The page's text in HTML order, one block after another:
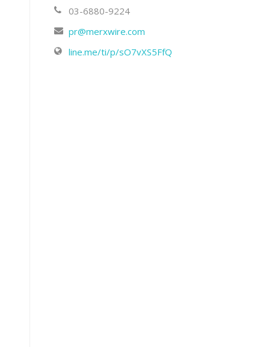
03-6880-9224
pr@merxwire.com
line.me/ti/p/sO7vXS5FfQ